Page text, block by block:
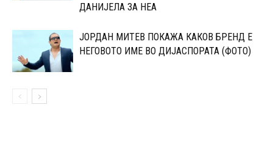
ДАНИЈЕЛА ЗА НЕА
ЈОРДАН МИТЕВ ПОКАЖА КАКОВ БРЕНД Е
НЕГОВОТО ИМЕ ВО ДИЈАСПОРАТА (ФОТО)